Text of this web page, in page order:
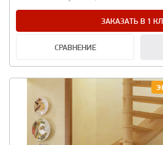
ЗАКАЗАТЬ В 1
СРАВНЕНИЕ